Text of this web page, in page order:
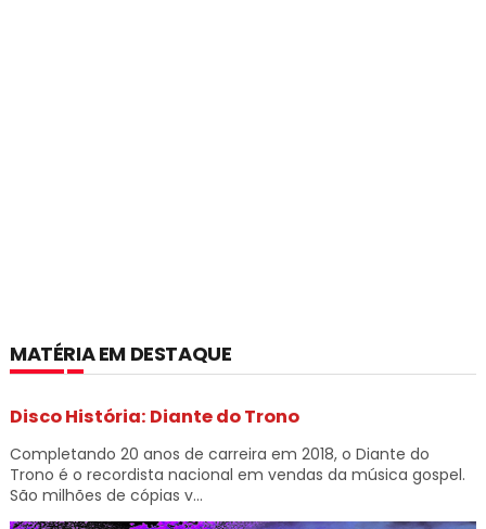
MATÉRIA EM DESTAQUE
Disco História: Diante do Trono
Completando 20 anos de carreira em 2018, o Diante do
Trono é o recordista nacional em vendas da música gospel.
São milhões de cópias v...